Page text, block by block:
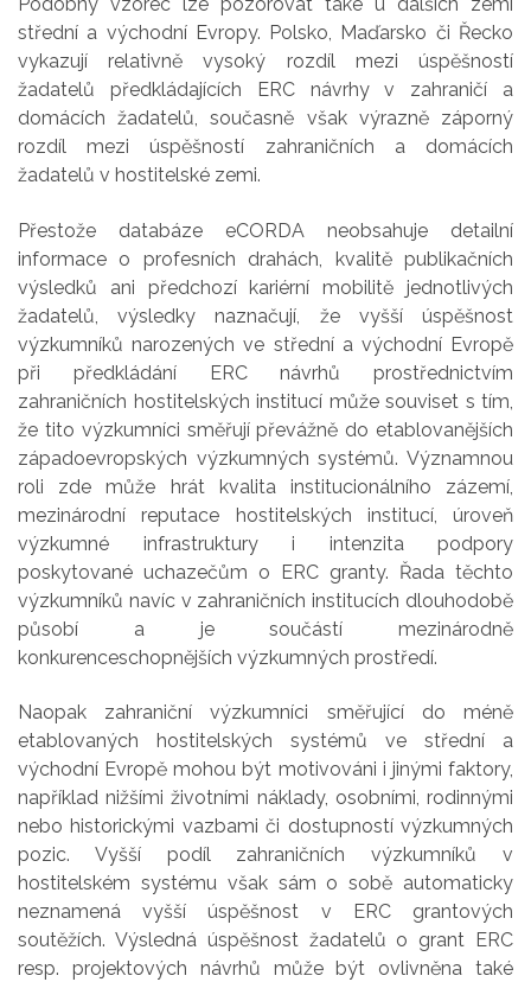
Podobný vzorec lze pozorovat také u dalších zemí
střední a východní Evropy. Polsko, Maďarsko či Řecko
vykazují relativně vysoký rozdíl mezi úspěšností
žadatelů předkládajících ERC návrhy v zahraničí a
domácích žadatelů, současně však výrazně záporný
rozdíl mezi úspěšností zahraničních a domácích
žadatelů v hostitelské zemi.
Přestože databáze eCORDA neobsahuje detailní
informace o profesních drahách, kvalitě publikačních
výsledků ani předchozí kariérní mobilitě jednotlivých
žadatelů, výsledky naznačují, že vyšší úspěšnost
výzkumníků narozených ve střední a východní Evropě
při předkládání ERC návrhů prostřednictvím
zahraničních hostitelských institucí může souviset s tím,
že tito výzkumníci směřují převážně do etablovanějších
západoevropských výzkumných systémů. Významnou
roli zde může hrát kvalita institucionálního zázemí,
mezinárodní reputace hostitelských institucí, úroveň
výzkumné infrastruktury i intenzita podpory
poskytované uchazečům o ERC granty. Řada těchto
výzkumníků navíc v zahraničních institucích dlouhodobě
působí a je součástí mezinárodně
konkurenceschopnějších výzkumných prostředí.
Naopak zahraniční výzkumníci směřující do méně
etablovaných hostitelských systémů ve střední a
východní Evropě mohou být motivováni i jinými faktory,
například nižšími životními náklady, osobními, rodinnými
nebo historickými vazbami či dostupností výzkumných
pozic. Vyšší podíl zahraničních výzkumníků v
hostitelském systému však sám o sobě automaticky
neznamená vyšší úspěšnost v ERC grantových
soutěžích. Výsledná úspěšnost žadatelů o grant ERC
resp. projektových návrhů může být ovlivněna také